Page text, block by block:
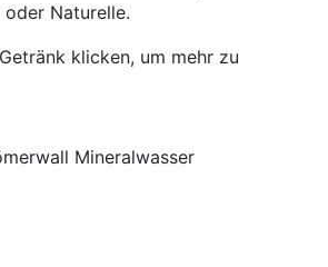
oder Naturelle.
klicken, um mehr zu